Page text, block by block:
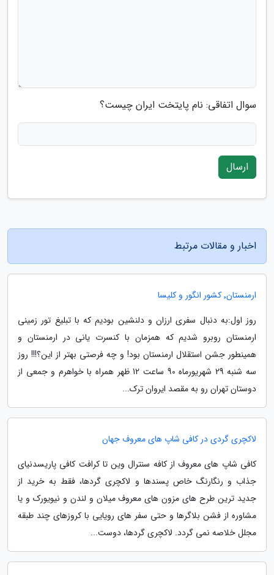
سوال اتفاقی: نام پایتخت ایران چیست؟
ارسال
اخبار و مقالات مرتبط
ارمنستان٬ کشور انگور و کلیسا
روز اول:به دنبال سفری ارزان و دلنشین بودیم که با تبلیغ تور زمینی
ارمنستان روبرو شدیم که همزمان با کنسرت یانی در ارمنستان و
همینطور جشن استقلال ارمنستان بود! و چه فرصتی بهتر از این؟!!! روز
سه شنبه 29 شهریورماه 90 ساعت 12 ظهر همراه با خواهرم و جمعی از
دوستان تهران رو به مقصد ایروان ترک...
لاکچری گردی در کافی شاپ های معروف جهان
کافی شاپ های معروف از کافه سنترال وین تا کرافت کافی پاریسدنیای
جذاب و رنگارنگ خاص پسندها و لاکچری گردها، فقط به خرید از
جدید ترین طرح های مزون های معروف میلان و لندن و نیویورک و یا
مشاوره از فشن بلاگرها و حتی سفر های رویایی با کروزهای چند طبقه
مجلل خلاصه نمی گردد. لاکچری گردها، دوست...